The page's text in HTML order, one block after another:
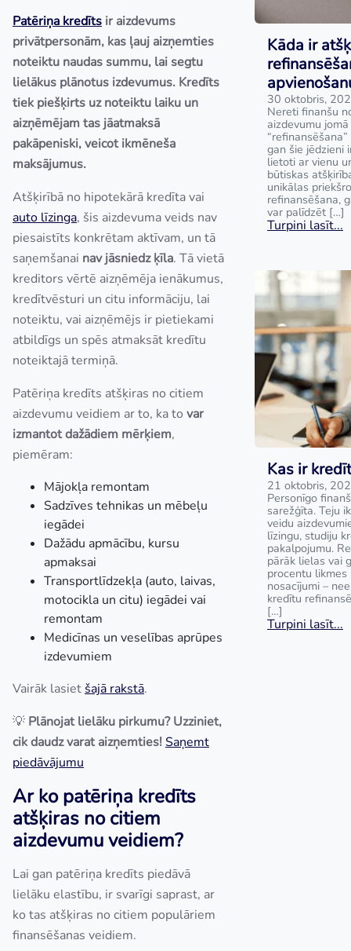
Patēriņa kredīts ir aizdevums
privātpersonām, kas ļauj aizņemties
noteiktu naudas summu, lai segtu
lielākus plānotus izdevumus. Kredīts
tiek piešķirts uz noteiktu laiku un
aizņēmējam tas jāatmaksā
pakāpeniski, veicot ikmēneša
maksājumus.
Atšķirībā no hipotekārā kredīta vai
auto līzinga, šis aizdevuma veids nav
piesaistīts konkrētam aktīvam, un tā
saņemšanai nav jāsniedz ķīla. Tā vietā
kreditors vērtē aizņēmēja ienākumus,
kredītvēsturi un citu informāciju, lai
noteiktu, vai aizņēmējs ir pietiekami
atbildīgs un spēs atmaksāt kredītu
noteiktajā termiņā.
Patēriņa kredīts atšķiras no citiem
aizdevumu veidiem ar to, ka to var
izmantot dažādiem mērķiem,
piemēram:
Mājokļa remontam
Sadzīves tehnikas un mēbeļu
iegādei
Dažādu apmācību, kursu
apmaksai
Transportlīdzekļa (auto, laivas,
motocikla un citu) iegādei vai
remontam
Medicīnas un veselības aprūpes
izdevumiem
Vairāk lasiet šajā rakstā.
💡 Plānojat lielāku pirkumu? Uzziniet,
cik daudz varat aizņemties!Saņemt
piedāvājumu
Ar ko patēriņa kredīts
atšķiras no citiem
aizdevumu veidiem?
Lai gan patēriņa kredīts piedāvā
lielāku elastību, ir svarīgi saprast, ar
ko tas atšķiras no citiem populāriem
finansēšanas veidiem.
Kāda ir
30 oktobris,
Nereti finanšu
aizdevumu
gan šie jēdzieni
lietoti ar vienu
būtiskas
unikālas
refinansēšana,
var palīdzēt […]
Turpini lasīt...
Kas ir
21 oktobris,
Personīgo
sarežģīta. Teju
veidu
līzingu, studiju
pakalpojumu.
pārāk lielas vai
procentu
nosacījumi –
kredītu
[…]
Turpini lasīt...